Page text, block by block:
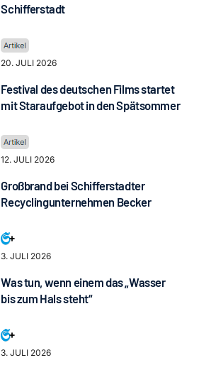
Schifferstadt
20. JULI 2026
Festival des deutschen Films startet
mit Staraufgebot in den Spätsommer
12. JULI 2026
Großbrand bei Schifferstadter
Recyclingunternehmen Becker
3. JULI 2026
Was tun, wenn einem das „Wasser
bis zum Hals steht“
3. JULI 2026